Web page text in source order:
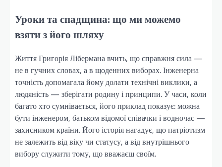
Уроки та спадщина: що ми можемо
взяти з його шляху
Життя Григорія Лібермана вчить, що справжня сила —
не в гучних словах, а в щоденних виборах. Інженерна
точність допомагала йому долати технічні виклики, а
людяність — зберігати родину і принципи. У часи, коли
багато хто сумнівається, його приклад показує: можна
бути інженером, батьком відомої співачки і водночас —
захисником країни. Його історія нагадує, що патріотизм
не залежить від віку чи статусу, а від внутрішнього
вибору служити тому, що вважаєш своїм.